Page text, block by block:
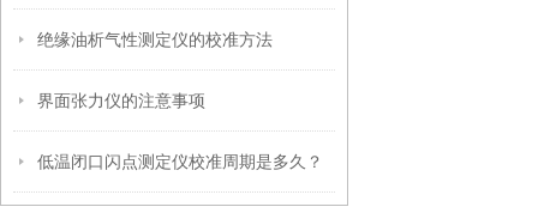
绝缘油析气性测定仪的校准方法
界面张力仪的注意事项
低温闭口闪点测定仪校准周期是多久？